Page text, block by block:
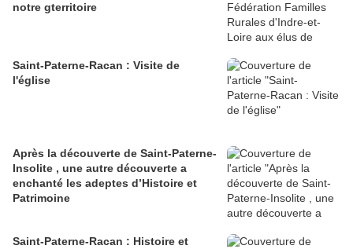
notre gterritoire
Saint-Paterne-Racan : Visite de
l'église
Après la découverte de Saint-Paterne-
Insolite , une autre découverte a
enchanté les adeptes d’Histoire et
Patrimoine
Saint-Paterne-Racan : Histoire et